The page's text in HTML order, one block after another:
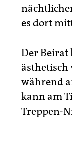
es dort
Der Beirat
ästhetisch
während
kann am
Treppen-